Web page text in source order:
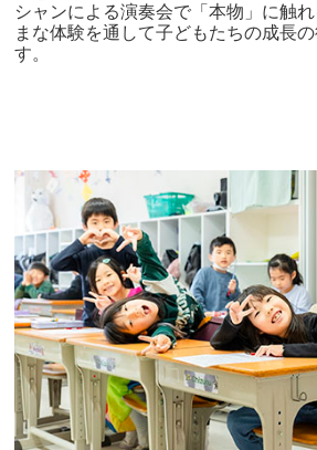
シャンによる演奏会で「本物」に触
まな体験を通して子どもたちの成長
す。